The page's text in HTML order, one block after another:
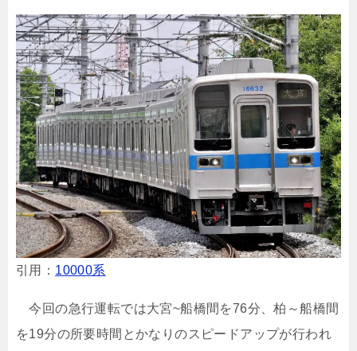
引用： 10000系
今回の急行運転では大宮~船橋間を76分、柏～船橋間
を19分の所要時間とかなりのスピードアップが行われ